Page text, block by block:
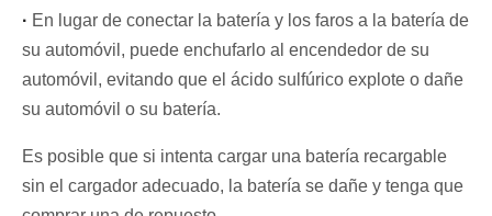
· En lugar de conectar la batería y los faros a la batería de
su automóvil, puede enchufarlo al encendedor de su
automóvil, evitando que el ácido sulfúrico explote o dañe
su automóvil o su batería.
Es posible que si intenta cargar una batería recargable
sin el cargador adecuado, la batería se dañe y tenga que